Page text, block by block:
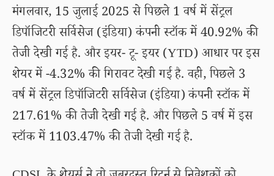
मंगलवार, 15 जुलाई 2025 से पिछले 1 वर्ष में सेंट्रल
डिपॉजिटरी सर्विसेज (इंडिया) कंपनी स्टॉक में 40.92% की
तेजी देखी गई है. और इयर- टू- इयर (YTD) आधार पर इस
शेयर में -4.32% की गिरावट देखी गई है. वही, पिछले 3
वर्ष में सेंट्रल डिपॉजिटरी सर्विसेज (इंडिया) कंपनी स्टॉक में
217.61% की तेजी देखी गई है. और पिछले 5 वर्ष में इस
स्टॉक में 1103.47% की तेजी देखी गई है.